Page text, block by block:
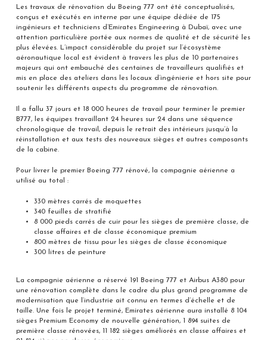
Les travaux de rénovation du Boeing 777 ont été conceptualisés,
conçus et exécutés en interne par une équipe dédiée de 175
ingénieurs et techniciens d’Emirates Engineering à Dubaï, avec une
attention particulière portée aux normes de qualité et de sécurité les
plus élevées. L’impact considérable du projet sur l’écosystème
aéronautique local est évident à travers les plus de 10 partenaires
majeurs qui ont embauché des centaines de travailleurs qualifiés et
mis en place des ateliers dans les locaux d’ingénierie et hors site pour
soutenir les différents aspects du programme de rénovation.
Il a fallu 37 jours et 18 000 heures de travail pour terminer le premier
B777, les équipes travaillant 24 heures sur 24 dans une séquence
chronologique de travail, depuis le retrait des intérieurs jusqu’à la
réinstallation et aux tests des nouveaux sièges et autres composants
de la cabine.
Pour livrer le premier Boeing 777 rénové, la compagnie aérienne a
utilisé au total :
330 mètres carrés de moquettes
340 feuilles de stratifié
8 000 pieds carrés de cuir pour les sièges de première classe, de
classe affaires et de classe économique premium
800 mètres de tissu pour les sièges de classe économique
300 litres de peinture
La compagnie aérienne a réservé 191 Boeing 777 et Airbus A380 pour
une rénovation complète dans le cadre du plus grand programme de
modernisation que l’industrie ait connu en termes d’échelle et de
taille. Une fois le projet terminé, Emirates aérienne aura installé 8 104
sièges Premium Economy de nouvelle génération, 1 894 suites de
première classe rénovées, 11 182 sièges améliorés en classe affaires et